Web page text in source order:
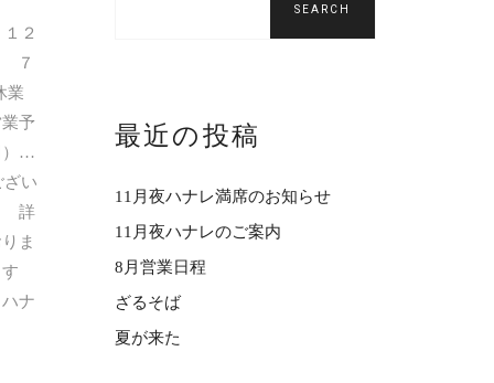
２
７
業
予
）…
い
詳
ま
す
ナ
SEARCH
最近の投稿
11月夜ハナレ満席のお知らせ
11月夜ハナレのご案内
8月営業日程
ざるそば
夏が来た